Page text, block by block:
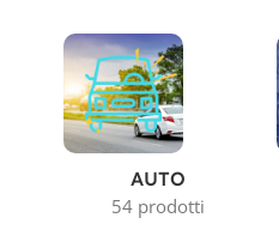
AUTO
54 prodotti